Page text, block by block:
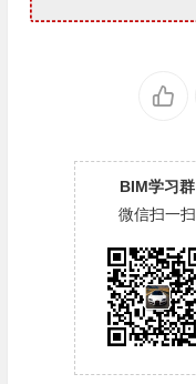
BIM学习群
微信扫一扫